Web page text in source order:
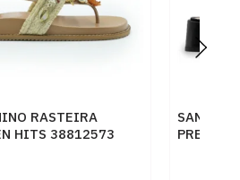
RASTEIRA
HITS 38812573
PRETO -